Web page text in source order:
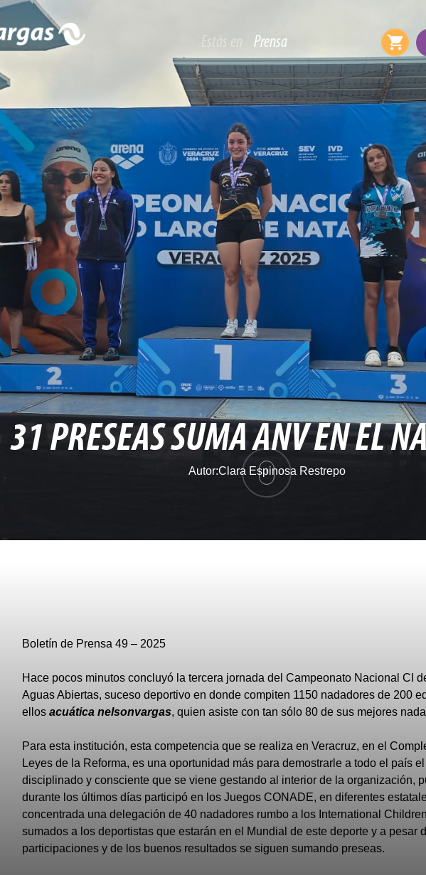
Estás en Prensa
31 PRESEAS SUMA ANV EN EL
Autor:Clara Espinosa Restrepo
Boletín de Prensa 49 – 2025
Hace pocos minutos concluyó la tercera jornada del Campeonato Nacional CI
Aguas Abiertas, suceso deportivo en donde compiten 1150 nadadores de 200
ellos acuática nelsonvargas, quien asiste con tan sólo 80 de sus mejores
Para esta institución, esta competencia que se realiza en Veracruz, en el
Leyes de la Reforma, es una oportunidad más para demostrarle a todo el país
disciplinado y consciente que se viene gestando al interior de la organización,
durante los últimos días participó en los Juegos CONADE, en diferentes
concentrada una delegación de 40 nadadores rumbo a los International
sumados a los deportistas que estarán en el Mundial de este deporte y a pesar
participaciones y de los buenos resultados se siguen sumando preseas.